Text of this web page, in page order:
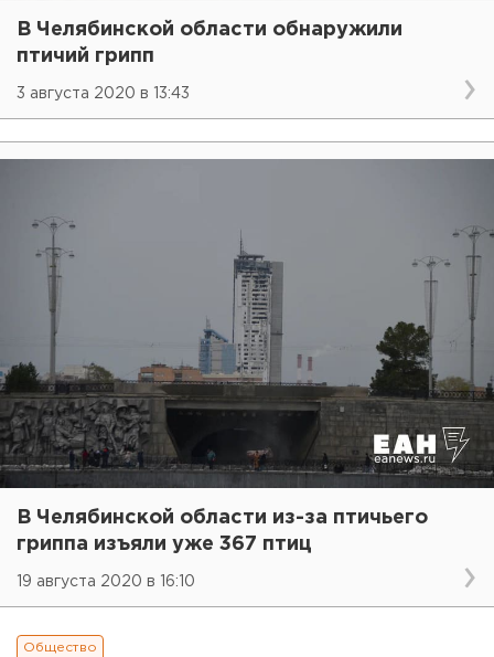
В Челябинской области обнаружили
птичий грипп
3 августа 2020 в 13:43
В Челябинской области из-за птичьего
гриппа изъяли уже 367 птиц
19 августа 2020 в 16:10
Общество